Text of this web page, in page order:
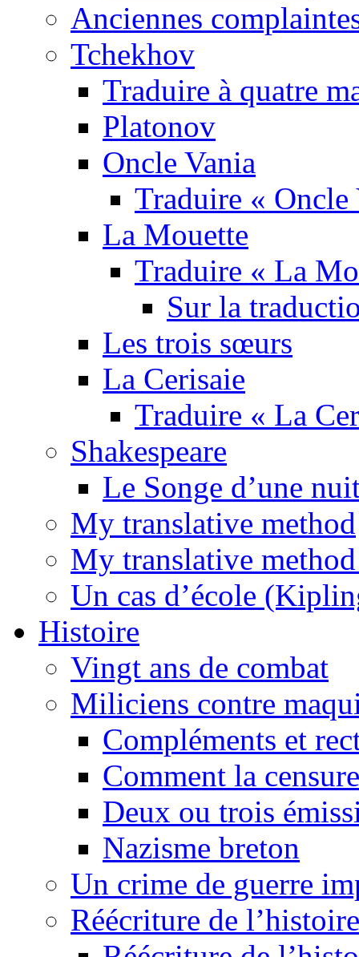
Anciennes
Tchekhov
Traduire à quatre
Platonov
Oncle Vania
Traduire « Oncle
La Mouette
Traduire « La
Sur la
Les trois sœurs
La Cerisaie
Traduire « La
Shakespeare
Le Songe d’une
My translative method
My translative
Un cas d’école
Histoire
Vingt ans de combat
Miliciens contre
Compléments et
Comment la
Deux ou trois
Nazisme breton
Un crime de guerre
Réécriture de